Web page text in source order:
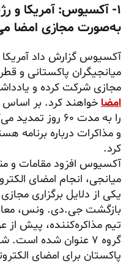
۱- آکسیوس: آمریکا و
به‌صورت مجازی امضا
آکسیوس گزارش داد آمریکا
میانجیگران پاکستانی و
مجازی شرکت کرده و
امضا خواهند کرد. بر
را به مدت ۶۰ روز
و مذاکرات درباره برنامه
کرد.
آکسیوس افزود مقامات و
میانجی، انجام امضای
یکی از دلایل برگزاری
بازگشت جی.دی. ونس،
تیم مذاکره‌کننده، پیش از
گروه ۷ عنوان شده
پاکستان برای امضای